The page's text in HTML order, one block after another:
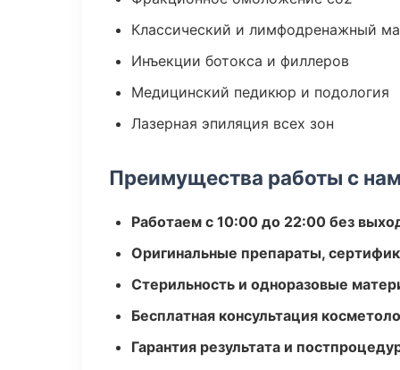
Классический и лимфодренажный
Инъекции ботокса и филлеров
Медицинский педикюр и подология
Лазерная эпиляция всех зон
Преимущества работы с
Работаем с 10:00 до 22:00 без
Оригинальные препараты,
Стерильность и одноразовые
Бесплатная консультация
Гарантия результата и